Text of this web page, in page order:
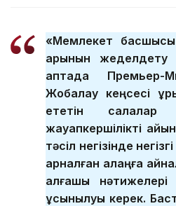
«Мемлекет басшысы
қарқынын
аптада Премьер-
Жобалау кеңсесі
ететін
жауапкершілікті
тәсіл негізінде
арналған алаңға
алғашқы
ұсынылуы керек.